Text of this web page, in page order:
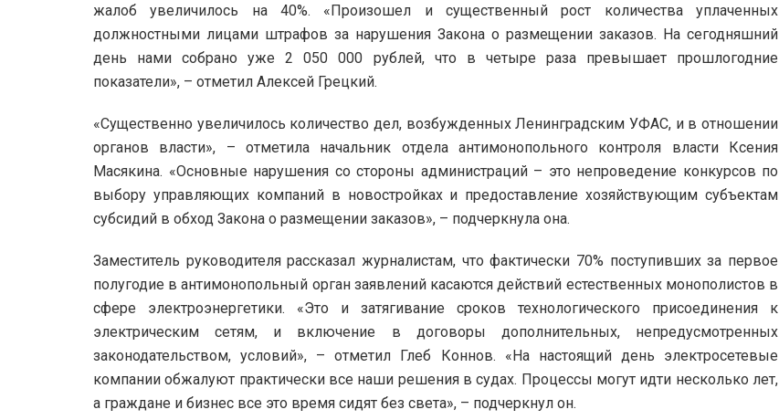
жалоб увеличилось на 40%. «Произошел и существенный рост количества уплаченных
должностными лицами штрафов за нарушения Закона о размещении заказов. На сегодняшний
день нами собрано уже 2 050 000 рублей, что в четыре раза превышает прошлогодние
показатели», – отметил Алексей Грецкий.
«Существенно увеличилось количество дел, возбужденных Ленинградским УФАС, и в отношении
органов власти», – отметила начальник отдела антимонопольного контроля власти Ксения
Масякина. «Основные нарушения со стороны администраций – это непроведение конкурсов по
выбору управляющих компаний в новостройках и предоставление хозяйствующим субъектам
субсидий в обход Закона о размещении заказов», – подчеркнула она.
Заместитель руководителя рассказал журналистам, что фактически 70% поступивших за первое
полугодие в антимонопольный орган заявлений касаются действий естественных монополистов в
сфере электроэнергетики. «Это и затягивание сроков технологического присоединения к
электрическим сетям, и включение в договоры дополнительных, непредусмотренных
законодательством, условий», – отметил Глеб Коннов. «На настоящий день электросетевые
компании обжалуют практически все наши решения в судах. Процессы могут идти несколько лет,
а граждане и бизнес все это время сидят без света», – подчеркнул он.